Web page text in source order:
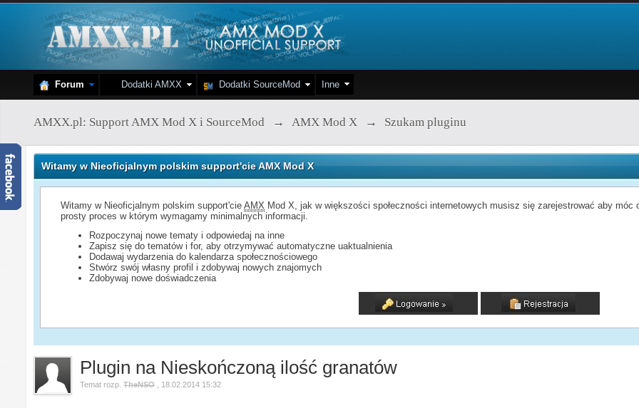
Forum Dodatki AMXX Dodatki SourceMod Inne
AMXX.pl: Support AMX Mod X i SourceMod → AMX Mod X → Szukam pluginu
Witamy w Nieoficjalnym polskim support'cie AMX Mod X
Witamy w Nieoficjalnym polskim support'cieAMX Mod X, jak w większości społeczności internetowych musisz się zarejestrować aby
prosty proces w którym wymagamy minimalnych informacji.
Rozpoczynaj nowe tematy i odpowiedaj na inne
Zapisz się do tematów i for, aby otrzymywać automatyczne uaktualnienia
Dodawaj wydarzenia do kalendarza społecznościowego
Stwórz swój własny profil i zdobywaj nowych znajomych
Zdobywaj nowe doświadczenia
Plugin na Nieskończoną ilość granatów
Temat rozp.TheNSO 18.02.2014 15:32